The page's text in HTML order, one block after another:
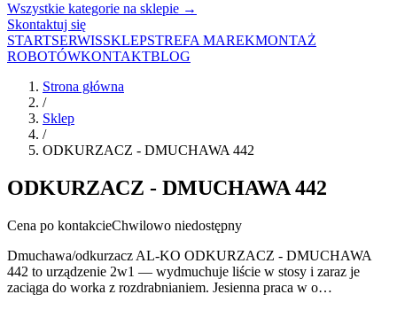
Wszystkie kategorie na sklepie →
Skontaktuj się
STARTSERWISSKLEPSTREFA MAREKMONTAŻ
ROBOTÓWKONTAKTBLOG
Strona główna
/
Sklep
/
ODKURZACZ - DMUCHAWA 442
ODKURZACZ - DMUCHAWA 442
Cena po kontakcieChwilowo niedostępny
Dmuchawa/odkurzacz AL-KO ODKURZACZ - DMUCHAWA
442 to urządzenie 2w1 — wydmuchuje liście w stosy i zaraz je
zaciąga do worka z rozdrabnianiem. Jesienna praca w o…